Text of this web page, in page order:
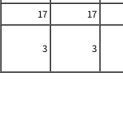
17 17
3 3